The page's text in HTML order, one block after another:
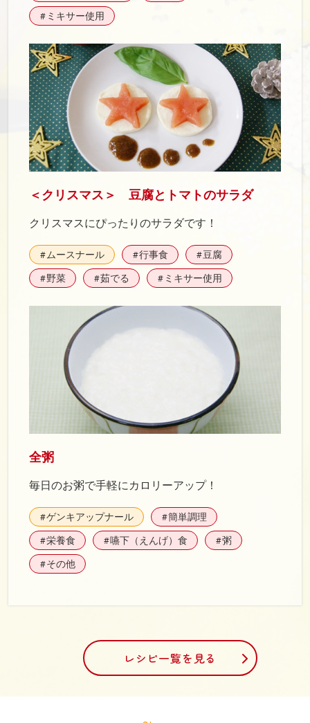
# ミキサー使用
＜クリスマス＞ 豆腐とトマトのサラダ
クリスマスにぴったりのサラダです！
#ムースナール #行事食 #豆腐
#野菜 #茹でる # ミキサー使用
全粥
毎日のお粥で手軽にカロリーアップ！
#ゲンキアップナール #簡単調理
#栄養食 #嚥下（えんげ）食 #粥
#その他
レシピ一覧を見る